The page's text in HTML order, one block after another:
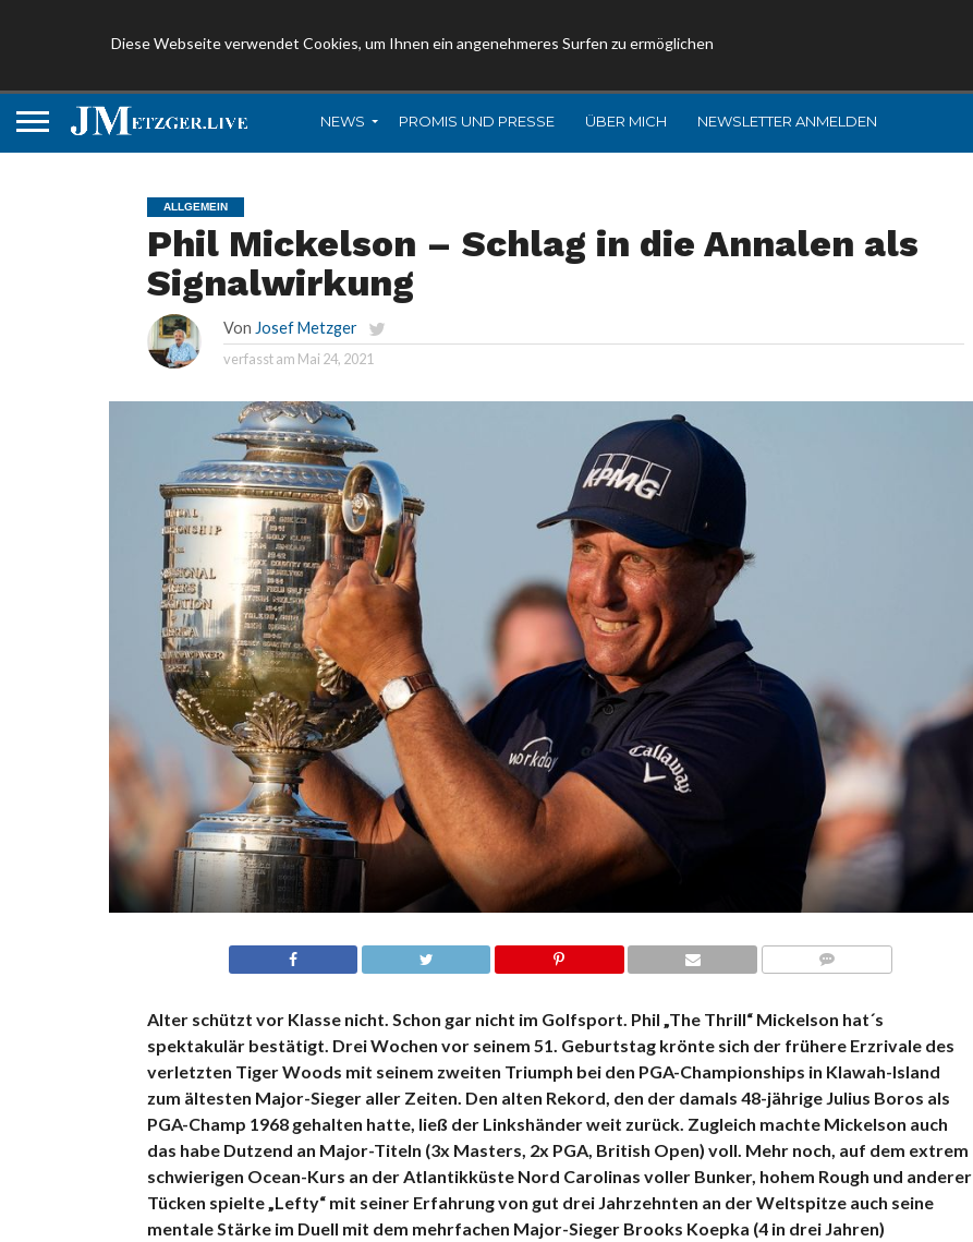
Diese Webseite verwendet Cookies, um Ihnen ein angenehmeres Surfen zu ermöglichen
NEWS PROMIS UND PRESSE ÜBER MICH NEWSLETTER ANMELDEN
ALLGEMEIN
Phil Mickelson – Schlag in die Annalen als
Signalwirkung
Von Josef Metzger
verfasst am Mai 24, 2021
Alter schützt vor Klasse nicht. Schon gar nicht im Golfsport. Phil „The Thrill“ Mickelson hat´s
spektakulär bestätigt. Drei Wochen vor seinem 51. Geburtstag krönte sich der frühere Erzrivale des
verletzten Tiger Woods mit seinem zweiten Triumph bei den PGA-Championships in Klawah-Island
zum ältesten Major-Sieger aller Zeiten. Den alten Rekord, den der damals 48-jährige Julius Boros als
PGA-Champ 1968 gehalten hatte, ließ der Linkshänder weit zurück. Zugleich machte Mickelson auch
das habe Dutzend an Major-Titeln (3x Masters, 2x PGA, British Open) voll. Mehr noch, auf dem extrem
schwierigen Ocean-Kurs an der Atlantikküste Nord Carolinas voller Bunker, hohem Rough und anderer
Tücken spielte „Lefty“ mit seiner Erfahrung von gut drei Jahrzehnten an der Weltspitze auch seine
mentale Stärke im Duell mit dem mehrfachen Major-Sieger Brooks Koepka (4 in drei Jahren)